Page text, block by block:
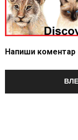
Напиши коментар